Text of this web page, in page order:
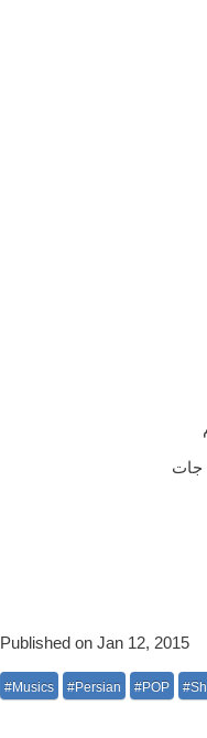
جات
Published on Jan 12, 2015
#Musics #Persian #POP